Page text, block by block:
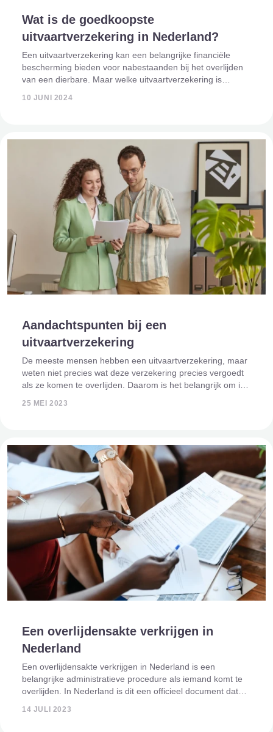
Wat is de goedkoopste
uitvaartverzekering in Nederland?
Een uitvaartverzekering kan een belangrijke financiële
bescherming bieden voor nabestaanden bij het overlijden
van een dierbare. Maar welke uitvaartverzekering is
10 JUNI 2024
Aandachtspunten bij een
uitvaartverzekering
De meeste mensen hebben een uitvaartverzekering, maar
weten niet precies wat deze verzekering precies vergoedt
als ze komen te overlijden. Daarom is het belangrijk om in
25 MEI 2023
Een overlijdensakte verkrijgen in
Nederland
Een overlijdensakte verkrijgen in Nederland is een
belangrijke administratieve procedure als iemand komt te
overlijden. In Nederland is dit een officieel document dat
14 JULI 2023